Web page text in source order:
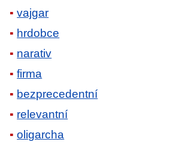
vajgar
hrdobce
narativ
firma
bezprecedentní
relevantní
oligarcha